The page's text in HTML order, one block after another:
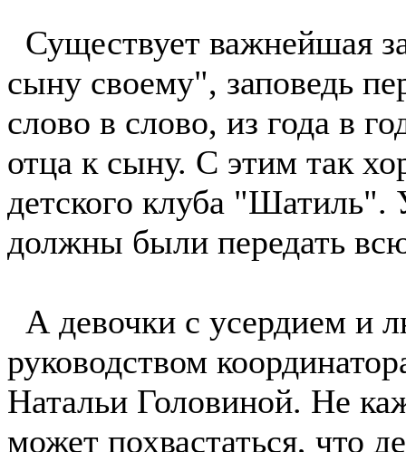
Существует важнейшая
сыну своему", заповедь
слово в слово, из года в
отца к сыну. С этим так
детского клуба
должны были передать
А девочки с усердием и
руководством
Натальи Головиной. Не
может похвастаться, что